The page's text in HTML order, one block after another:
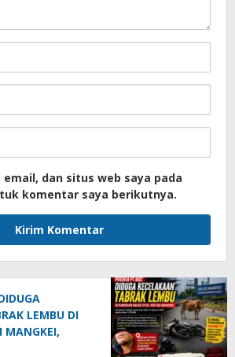
email, dan situs web saya pada
komentar saya berikutnya.
LEMBU DI
MANGKEI,